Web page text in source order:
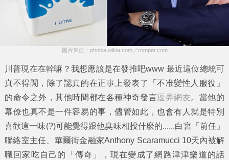
圖片來自：phobia.wikia.com／romper.com
川普現在在幹嘛？我想應該是在發推吧www 最近這位總統可
真不得閒，除了認真的在正事上發表了「不准變性人服役」
的命令之外，其他時間都在各種神奇發言逗弄網友。當他的
幕僚也真不是一件容易的事，儘管如此，也會有人就是特別
喜歡這一味(?)可能覺得跟他臭味相投什麼的......白宮「前任」
聯絡室主任、華爾街金融家Anthony Scaramucci 10天內被解
職回家吃自己的「傳奇」，現在變成了網路津津樂道的話